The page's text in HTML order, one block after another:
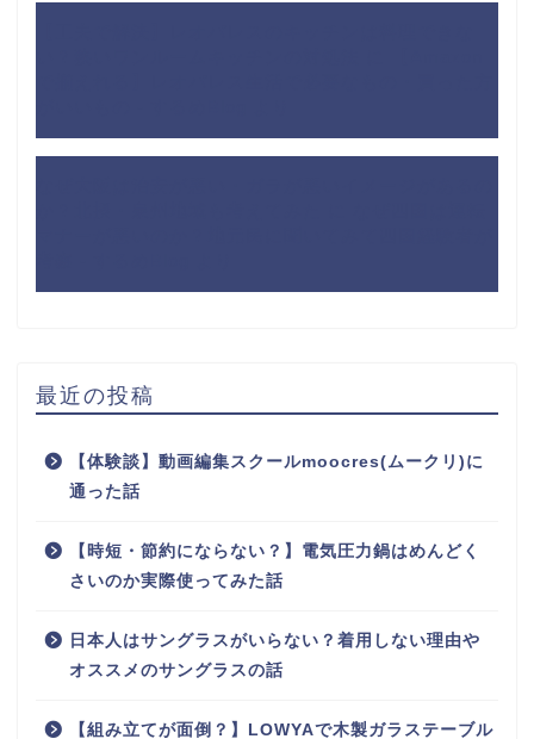
最近の投稿
【体験談】動画編集スクールmoocres(ムークリ)に
通った話
【時短・節約にならない？】電気圧力鍋はめんどく
さいのか実際使ってみた話
日本人はサングラスがいらない？着用しない理由や
オススメのサングラスの話
【組み立てが面倒？】LOWYAで木製ガラステーブル